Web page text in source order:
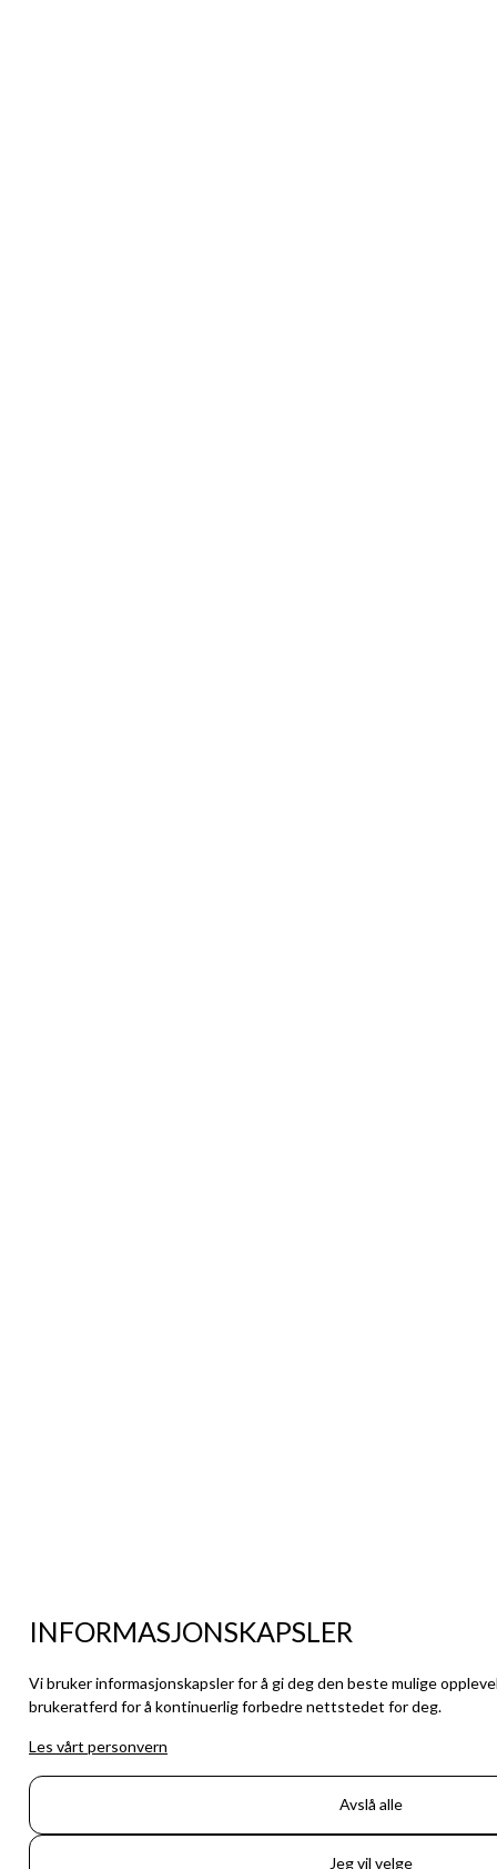
INFORMASJONSKAPSLER
Vi bruker informasjonskapsler for å gi deg den beste mulige
brukeratferd for å kontinuerlig forbedre nettstedet for deg.
Les vårt personvern
Avslå alle
Jeg vil velge